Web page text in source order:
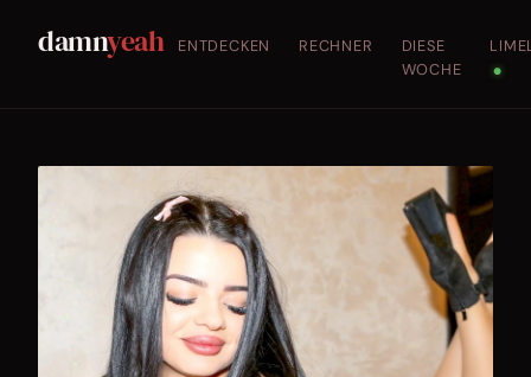
damnyeah ENTDECKEN RECHNER
DIESE
WOCHE
●